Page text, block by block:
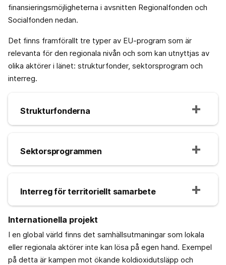
finansieringsmöjligheterna i avsnitten Regionalfonden och
Socialfonden nedan.
Det finns framförallt tre typer av EU-program som är
relevanta för den regionala nivån och som kan utnyttjas av
olika aktörer i länet: strukturfonder, sektorsprogram och
interreg.
Strukturfonderna
Sektorsprogrammen
Interreg för territoriellt samarbete
Internationella projekt
I en global värld finns det samhällsutmaningar som lokala
eller regionala aktörer inte kan lösa på egen hand. Exempel
på detta är kampen mot ökande koldioxidutsläpp och